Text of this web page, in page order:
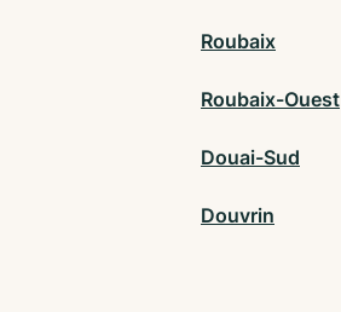
Roubaix
Roubaix-Ouest
Douai-Sud
Douvrin